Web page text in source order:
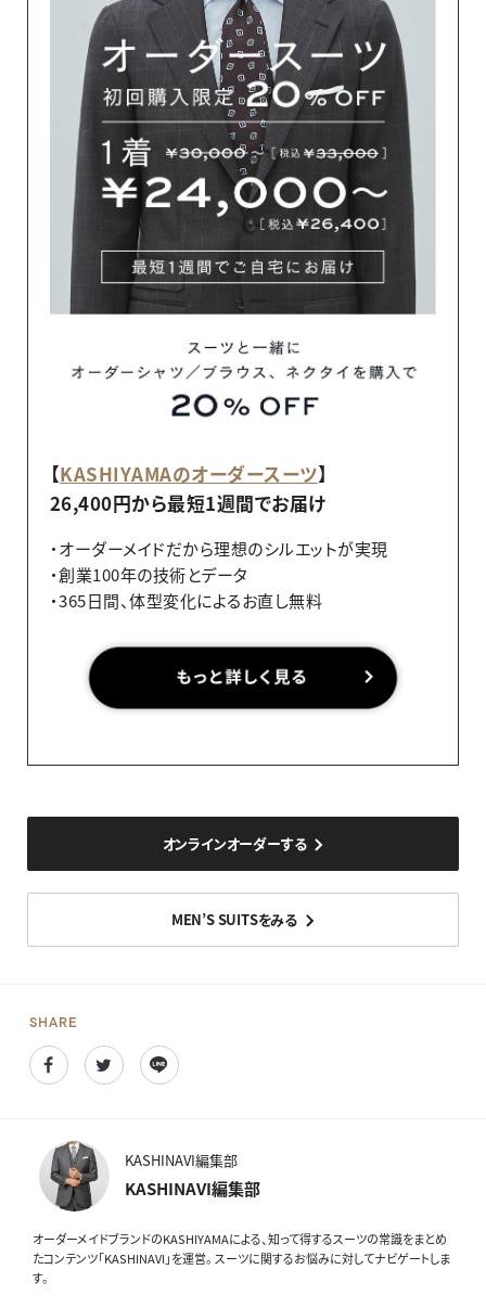
【KASHIYAMAのオーダースーツ】
26,400円から最短1週間でお届け
・オーダーメイドだから理想のシルエットが実現
・創業100年の技術とデータ
・365日間、体型変化によるお直し無料
オンラインオーダーする
MEN’S SUITSをみる
SHARE
FacebookTwitter
KASHINAVI編集部
KASHINAVI編集部
オーダーメイドブランドのKASHIYAMAによる、知って得するスーツの常識をまとめ
たコンテンツ「KASHINAVI」を運営。 スーツに関するお悩みに対してナビゲートしま
す。